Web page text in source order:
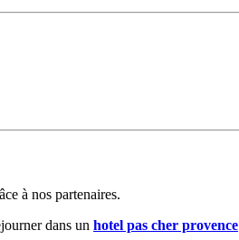
à nos partenaires.
dans un hotel pas cher provence